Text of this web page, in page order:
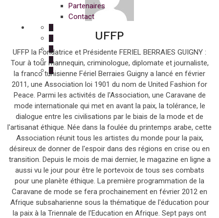
Partenaires
Contact
UFFP
UFFP la Fondatrice et Présidente FERIEL BERRAIES GUIGNY :
Tour à tour mannequin, criminologue, diplomate et journaliste,
la franco tunisienne Fériel Berraies Guigny a lancé en février
2011, une Association loi 1901 du nom de United Fashion for
Peace. Parmi les activités de l'Association, une Caravane de
mode internationale qui met en avant la paix, la tolérance, le
dialogue entre les civilisations par le biais de la mode et de
l'artisanat éthique. Née dans la foulée du printemps arabe, cette
Association réunit tous les artistes du monde pour la paix,
désireux de donner de l'espoir dans des régions en crise ou en
transition. Depuis le mois de mai dernier, le magazine en ligne a
aussi vu le jour pour être le portevoix de tous ses combats
pour une planète éthique. La première programmation de la
Caravane de mode se fera prochainement en février 2012 en
Afrique subsaharienne sous la thématique de l'éducation pour
la paix à la Triennale de l'Education en Afrique. Sept pays ont